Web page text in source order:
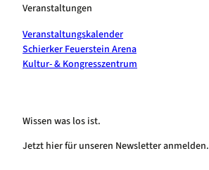
Veranstaltungen
Veranstaltungskalender
Schierker Feuerstein Arena
Kultur- & Kongresszentrum
Wissen was los ist.
Jetzt hier für unseren Newsletter anmelden.